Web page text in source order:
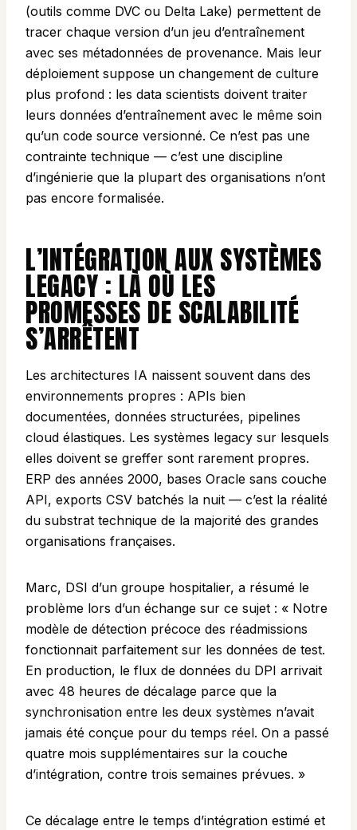
(outils comme DVC ou Delta Lake) permettent de
tracer chaque version d’un jeu d’entraînement
avec ses métadonnées de provenance. Mais leur
déploiement suppose un changement de culture
plus profond : les data scientists doivent traiter
leurs données d’entraînement avec le même soin
qu’un code source versionné. Ce n’est pas une
contrainte technique — c’est une discipline
d’ingénierie que la plupart des organisations n’ont
pas encore formalisée.
L’INTÉGRATION AUX SYSTÈMES
LEGACY : LÀ OÙ LES
PROMESSES DE SCALABILITÉ
S’ARRÊTENT
Les architectures IA naissent souvent dans des
environnements propres : APIs bien
documentées, données structurées, pipelines
cloud élastiques. Les systèmes legacy sur lesquels
elles doivent se greffer sont rarement propres.
ERP des années 2000, bases Oracle sans couche
API, exports CSV batchés la nuit — c’est la réalité
du substrat technique de la majorité des grandes
organisations françaises.
Marc, DSI d’un groupe hospitalier, a résumé le
problème lors d’un échange sur ce sujet : « Notre
modèle de détection précoce des réadmissions
fonctionnait parfaitement sur les données de test.
En production, le flux de données du DPI arrivait
avec 48 heures de décalage parce que la
synchronisation entre les deux systèmes n’avait
jamais été conçue pour du temps réel. On a passé
quatre mois supplémentaires sur la couche
d’intégration, contre trois semaines prévues. »
Ce décalage entre le temps d’intégration estimé et